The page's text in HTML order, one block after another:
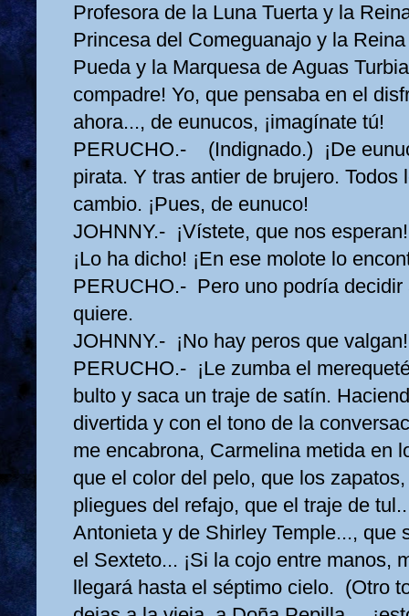
Profesora de la Luna Tuerta y la
Princesa del Comeguanajo y la
Pueda y la Marquesa de Aguas
compadre! Yo, que pensaba en el
ahora..., de eunucos, ¡imagínate tú!
PERUCHO.- (Indignado.) ¡De
pirata. Y tras antier de brujero. Todos
cambio. ¡Pues, de eunuco!
JOHNNY.- ¡Vístete, que nos
¡Lo ha dicho! ¡En ese molote lo
PERUCHO.- Pero uno podría decidir
quiere.
JOHNNY.- ¡No hay peros que valgan!
PERUCHO.- ¡Le zumba el
bulto y saca un traje de satín.
divertida y con el tono de la
me encabrona, Carmelina metida en
que el color del pelo, que los
pliegues del refajo, que el traje de
Antonieta y de Shirley Temple..., que
el Sexteto... ¡Si la cojo entre manos,
llegará hasta el séptimo cielo. (Otro